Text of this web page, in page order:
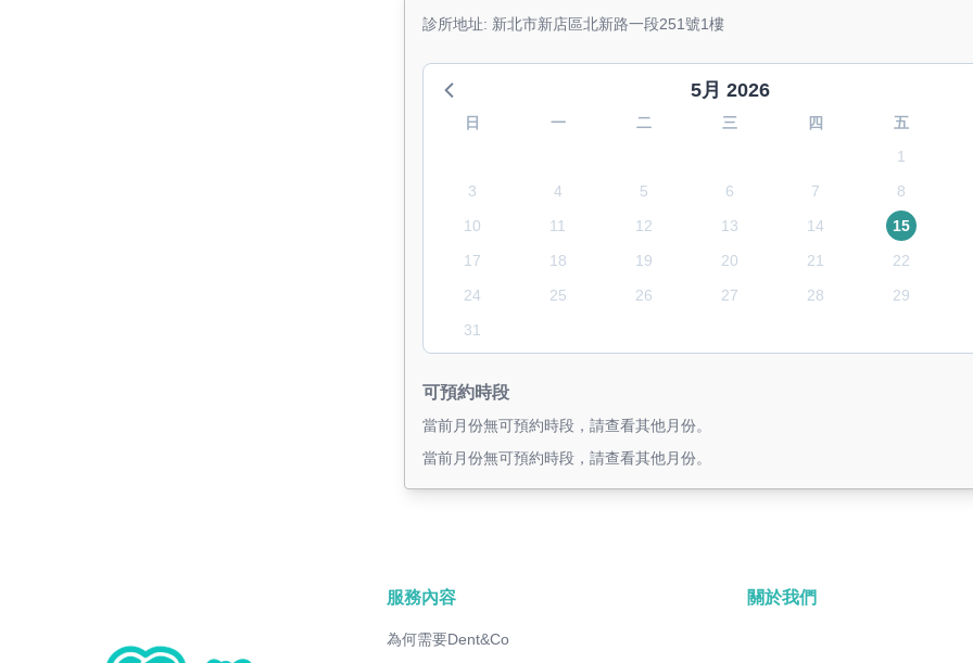
診所地址: 新北市新店區北新路一段251號1樓
5月 2026
日 一 二 三 四
五
1
3
4 5 6 7
8
10
11 12 13 14
15
17
18 19 20 21
22
24
25 26 27 28
29
31
可預約時段
當前月份無可預約時段，請查看其他月份。
當前月份無可預約時段，請查看其他月份。
服務內容
為何需要Dent&Co
關於我們